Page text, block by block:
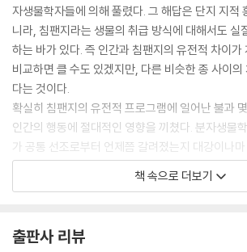
자생물학자들에 의해 풀렸다. 그 해답은 단지 지적
니라, 침팬지라는 생물의 취급 방식에 대해서도 실
하는 바가 있다. 즉 인간과 침팬지의 유전적 차이가
비교하면 클 수도 있겠지만, 다른 비슷한 종 사이
다는 것이다.
확실히 침팬지의 유전적 프로그램에 일어난 불과
인간의 행동에 절대적인 영향을 끼쳤다. 분자생물
가 공통 선조로부터 언제쯤 갈려졌는지 대강이나
대충 700만 년 전쯤인 것으로 추정된다. --- p.33
피 우리를 동물 중에서 신기하고 기묘한 존재로 만
책 속으로 더보기
출판사 리뷰